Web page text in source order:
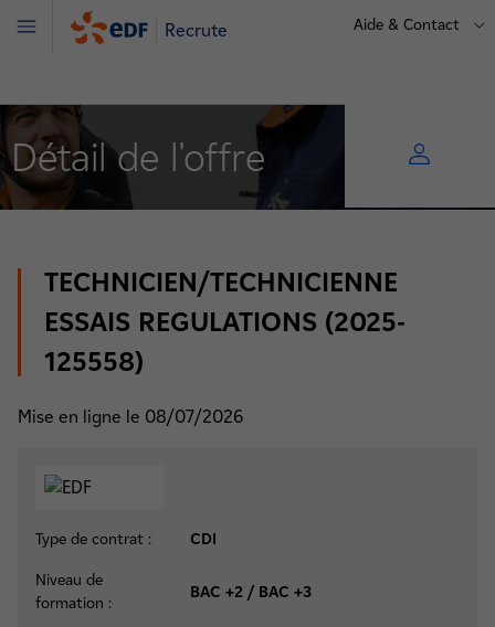
Recrute Aide & Contact
Menu
Détail de l'offre
TECHNICIEN/TECHNICIENNE
ESSAIS REGULATIONS (2025-
125558)
Mise en ligne le 08/07/2026
Type de contrat : CDI
Niveau de
formation :
BAC +2 / BAC +3